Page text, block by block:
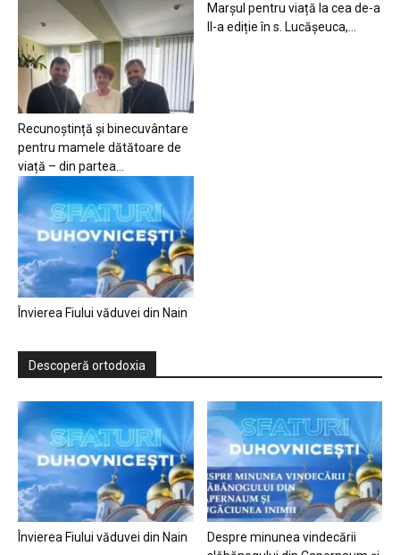
Recunoștință și binecuvântare
pentru mamele dătătoare de
viață – din partea...
Marșul pentru viață la cea de-a
II-a ediție în s. Lucășeuca,...
Învierea Fiului văduvei din Nain
Descoperă ortodoxia
Învierea Fiului văduvei din Nain
Despre minunea vindecării